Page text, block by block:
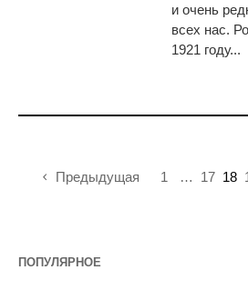
и очень
всех нас.
1921 году...
Предыдущая 1 … 17 18
ПОПУЛЯРНОЕ